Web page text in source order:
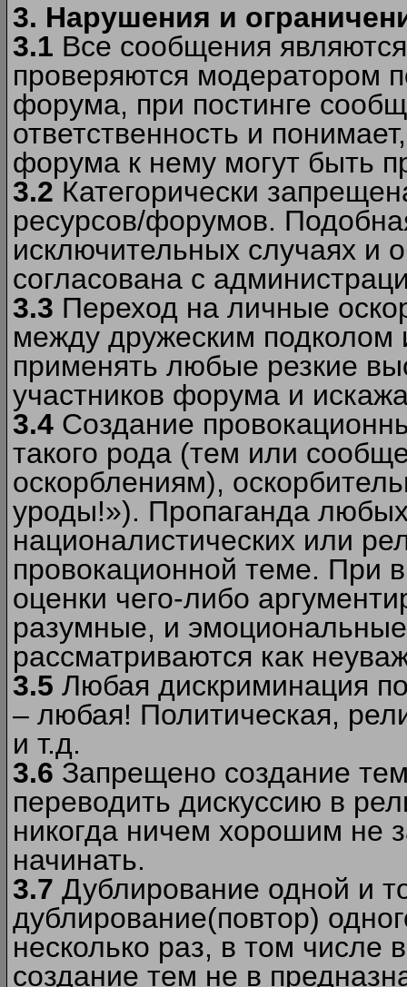
3. Нарушения и
3.1 Все сообщения
проверяются модератором
форума, при постинге
ответственность и
форума к нему могут быть
3.2 Категорически
ресурсов/форумов.
исключительных случаях и
согласована с
3.3 Переход на личные
между дружеским
применять любые резкие
участников форума и
3.4 Создание
такого рода (тем или
оскорблениям),
уроды!»). Пропаганда
националистических или
провокационной теме. При
оценки чего-либо
разумные, и
рассматриваются как
3.5 Любая дискриминация
– любая! Политическая,
и т.д.
3.6 Запрещено создание
переводить дискуссию в
никогда ничем хорошим не
начинать.
3.7 Дублирование одной и
дублирование(повтор)
несколько раз, в том числе
создание тем не в